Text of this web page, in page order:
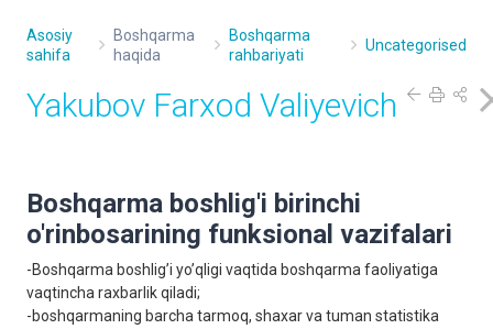
Asosiy
sahifa
Boshqarma
haqida
Boshqarma
rahbariyati
Uncategorised
Yakubov Farxod Valiyevich
Boshqarma boshlig'i birinchi
o'rinbosarining funksional vazifalari
-Boshqarma boshlig’i yo’qligi vaqtida boshqarma faoliyatiga
vaqtincha raxbarlik qiladi;
-boshqarmaning barcha tarmoq, shaxar va tuman statistika